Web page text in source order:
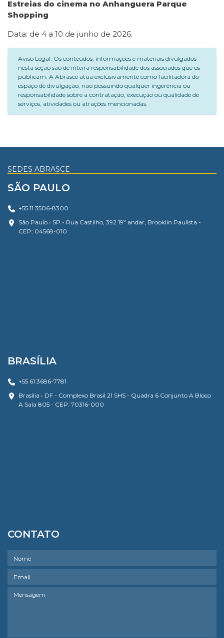
Estreias do cinema no Anhanguera Parque
Shopping
Data: de 4 a 10 de junho de 2026.
Aviso Legal: Os conteúdos, informações e materiais divulgados
nesta seção são de inteira responsabilidade dos associados que os
publicam. A Abrasce atua exclusivamente como facilitadora do
espaço de divulgação, não possuindo qualquer ingerência ou
responsabilidade sobre a contratação, execução ou qualidade de
serviços, atividades ou atrações mencionadas.
SEDES ABRASCE
SÃO PAULO
+55 11 3506-8300
São Paulo • SP - Rua Castilho, 392 19º andar, Brooklin Paulista -
CEP: 04568-010
BRASÍLIA
+55 61 3686-7781
Brasília • DF - Complexo Brasil 21 SHS - Quadra 6 Conjunto A Bloco
A Sala 805 - CEP: 70316-000
CONTATO